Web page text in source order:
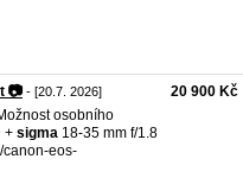
📷 - [20.7. 2026]
osobního
+ sigma 18-35 mm f/1.8
canon-eos-
20 900 Kč